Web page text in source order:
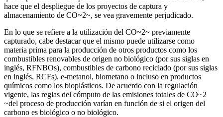
hace que el despliegue de los proyectos de captura y
almacenamiento de CO~2~, se vea gravemente perjudicado.
En lo que se refiere a la utilización del CO~2~ previamente
capturado, cabe destacar que el mismo puede utilizarse como
materia prima para la producción de otros productos como los
combustibles renovables de origen no biológico (por sus siglas en
inglés, RFNBOs), combustibles de carbono reciclado (por sus siglas
en inglés, RCFs), e-metanol, biometano o incluso en productos
químicos como los bioplásticos. De acuerdo con la regulación
vigente, las reglas del cómputo de las emisiones totales de CO~2
~del proceso de producción varían en función de si el origen del
carbono es biológico o no biológico.